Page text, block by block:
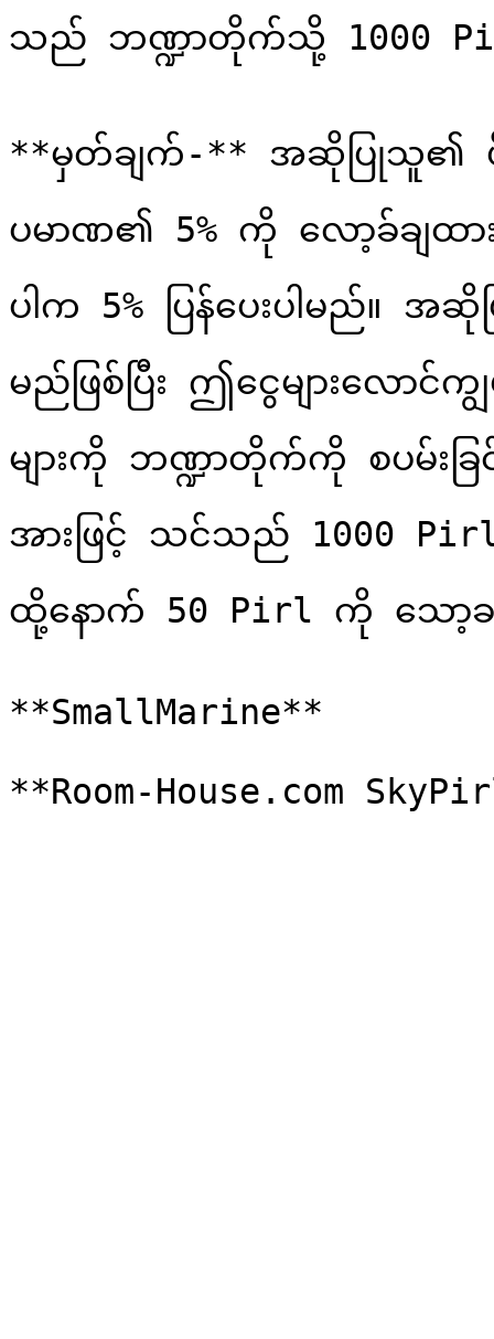
သည် ဘဏ္ဍာတိုက်သို့ 1000 Pirl
**မှတ်ချက်-** အဆိုပြုသူ၏
ပမာဏ၏ 5% ကို လော့ခ်ချထာ
ပါက 5% ပြန်ပေးပါမည်။ အဆို
မည်ဖြစ်ပြီး ဤငွေများလောင်
များကို ဘဏ္ဍာတိုက်ကို စပမ်းခြ
အားဖြင့် သင်သည် 1000
ထို့နောက် 50 Pirl ကို သော့
**SmallMarine**